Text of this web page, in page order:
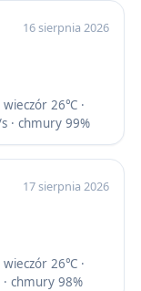
16 sierpnia 2026
wieczór 26℃ ·
· chmury 99%
17 sierpnia 2026
wieczór 26℃ ·
chmury 98%